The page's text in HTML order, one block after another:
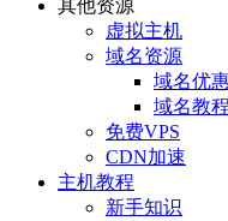
其他资源
虚拟主机
域名资源
域名优
域名教程
免费VPS
CDN加速
主机教程
新手知识